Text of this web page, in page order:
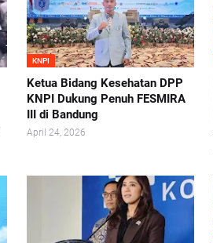
KNPI
Ketua Bidang Kesehatan DPP
KNPI Dukung Penuh FESMIRA
III di Bandung
April 24, 2026